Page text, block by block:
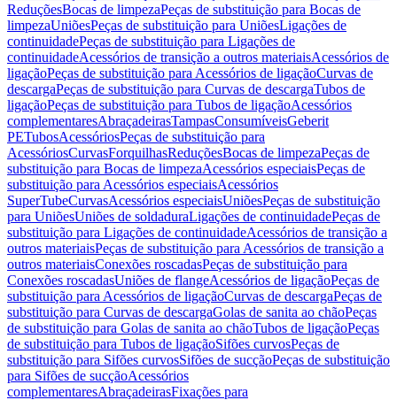
ReduçõesBocas de limpezaPeças de substituição para Bocas de
limpezaUniõesPeças de substituição para UniõesLigações de
continuidadePeças de substituição para Ligações de
continuidadeAcessórios de transição a outros materiaisAcessórios de
ligaçãoPeças de substituição para Acessórios de ligaçãoCurvas de
descargaPeças de substituição para Curvas de descargaTubos de
ligaçãoPeças de substituição para Tubos de ligaçãoAcessórios
complementaresAbraçadeirasTampasConsumíveisGeberit
PETubosAcessóriosPeças de substituição para
AcessóriosCurvasForquilhasReduçõesBocas de limpezaPeças de
substituição para Bocas de limpezaAcessórios especiaisPeças de
substituição para Acessórios especiaisAcessórios
SuperTubeCurvasAcessórios especiaisUniõesPeças de substituição
para UniõesUniões de soldaduraLigações de continuidadePeças de
substituição para Ligações de continuidadeAcessórios de transição a
outros materiaisPeças de substituição para Acessórios de transição a
outros materiaisConexões roscadasPeças de substituição para
Conexões roscadasUniões de flangeAcessórios de ligaçãoPeças de
substituição para Acessórios de ligaçãoCurvas de descargaPeças de
substituição para Curvas de descargaGolas de sanita ao chãoPeças
de substituição para Golas de sanita ao chãoTubos de ligaçãoPeças
de substituição para Tubos de ligaçãoSifões curvosPeças de
substituição para Sifões curvosSifões de sucçãoPeças de substituição
para Sifões de sucçãoAcessórios
complementaresAbraçadeirasFixações para